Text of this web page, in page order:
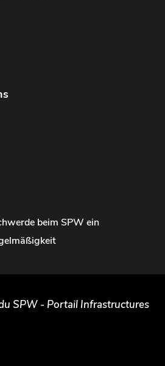
beim SPW ein
SPW - Portail Infrastructures